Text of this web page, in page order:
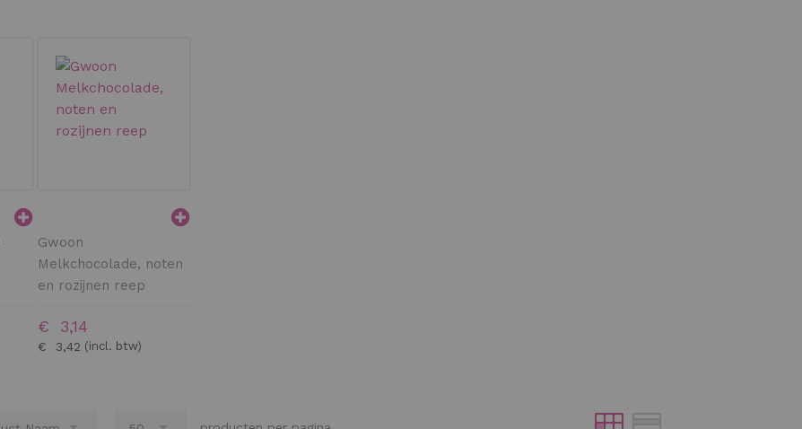
Gwoon
Melkchocolade, noten
en rozijnen reep
€ 3,42
€ 3,14